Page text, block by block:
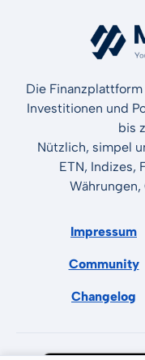
Die
Investitionen und
bis
Nützlich, simpel
ETN, Indizes,
Impressum
Community
Changelog